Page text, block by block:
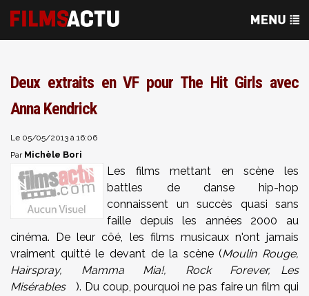
Deux extraits en VF pour The Hit Girls avec
Anna Kendrick
Le 05/05/2013 à 16:06
Par Michèle Bori
Les films mettant en scène les
battles de danse hip-hop
connaissent un succès quasi sans
faille depuis les années 2000 au
cinéma. De leur côé, les films musicaux n'ont jamais
vraiment quitté le devant de la scène (Moulin Rouge,
Hairspray, Mamma Mia!, Rock Forever,
Les
Misérables
). Du coup, pourquoi ne pas faire un film qui